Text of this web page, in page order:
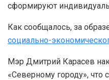
сформируют
Как сообщалось, за
социально-
Мэр Дмитрий Карасев
«Северному городу», что